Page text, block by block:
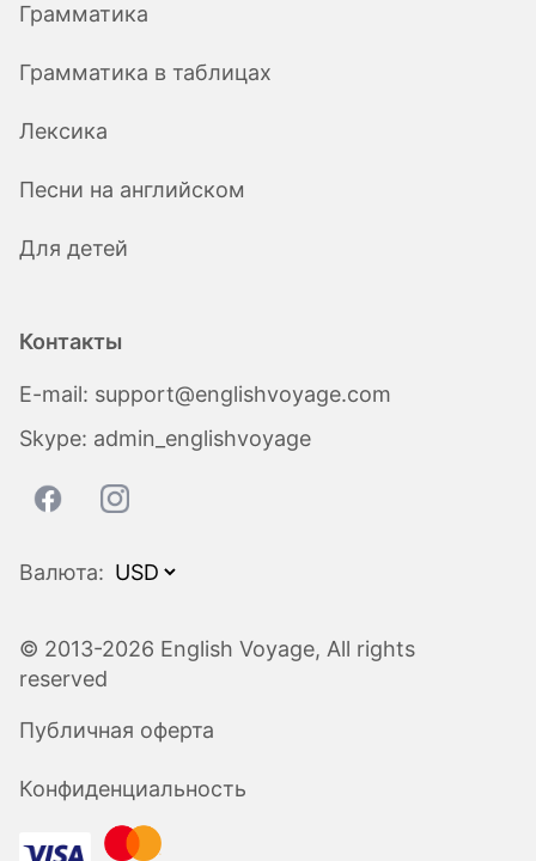
Грамматика
Грамматика в таблицах
Лексика
Песни на английском
Для детей
Контакты
E-mail: support@englishvoyage.com
Skype: admin_englishvoyage
Валюта:
© 2013-2026 English Voyage, All rights
reserved
Публичная оферта
Конфиденциальность